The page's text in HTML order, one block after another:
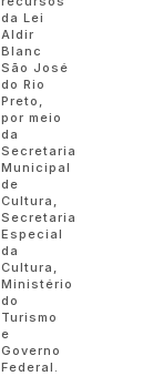
da Lei
Aldir
Blanc
São José
do Rio
Preto,
por meio
da
Secretaria
Municipal
de
Cultura,
Secretaria
Especial
da
Cultura,
Ministério
do
Turismo
e
Governo
Federal.